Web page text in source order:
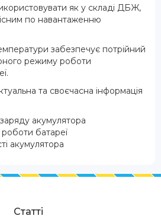
як у складі ДБЖ,
по навантаженню
забезпечує потрійний
режиму роботи
та своєчасна інформація
акумулятора
батареї
акумулятора
Статті